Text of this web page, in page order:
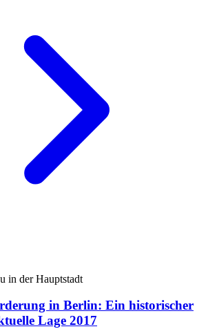
in der Hauptstadt
in Berlin: Ein historischer
Lage 2017